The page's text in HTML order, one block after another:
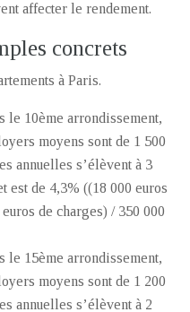
affecter le rendement.
concrets
à Paris.
le 10ème arrondissement,
moyens sont de 1 500
annuelles s’élèvent à 3
est de 4,3% ((18 000 euros
de charges) / 350 000
le 15ème arrondissement,
moyens sont de 1 200
annuelles s’élèvent à 2